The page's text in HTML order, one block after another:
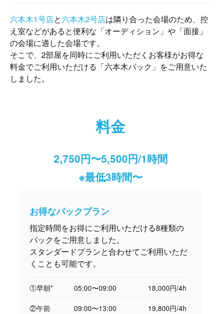
六本木1号店と六本木2号店は隣り合った会場のため、控
え室などがあると便利な「オーディション」や「面接」
の会場に適した会場です。
そこで、2部屋を同時にご利用いただくお客様がお得な
料金でご利用いただける「六本木パック」をご用意いた
しました。
料金
2,750円〜5,500円/1時間
※最低3時間〜
お得なパックプラン
指定時間をお得にご利用いただける8種類の
パックをご用意しました。
スタンダードプランと合わせてご利用いただ
くことも可能です。
①早朝* 05:00〜09:00 18,000円/4h
②午前 09:00〜13:00 19,800円/4h